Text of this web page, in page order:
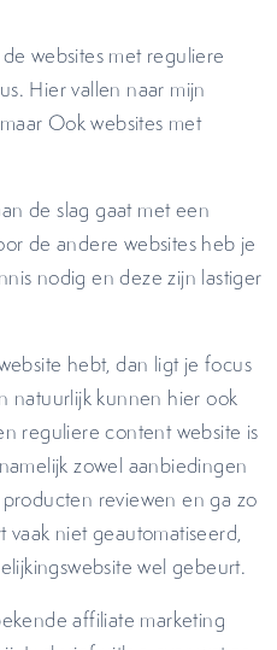
websites met reguliere
Hier vallen naar mijn
Ook websites met
de slag gaat met een
de andere websites heb je
nodig en deze zijn lastiger
hebt, dan ligt je focus
natuurlijk kunnen hier ook
reguliere content website is
zowel aanbiedingen
reviewen en ga zo
niet geautomatiseerd,
wel gebeurt.
affiliate marketing